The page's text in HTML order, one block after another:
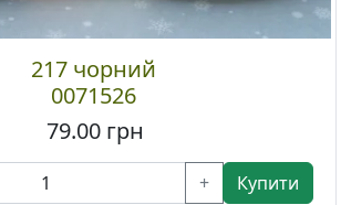
217 чорний
0071526
79.00 грн
+ Купити